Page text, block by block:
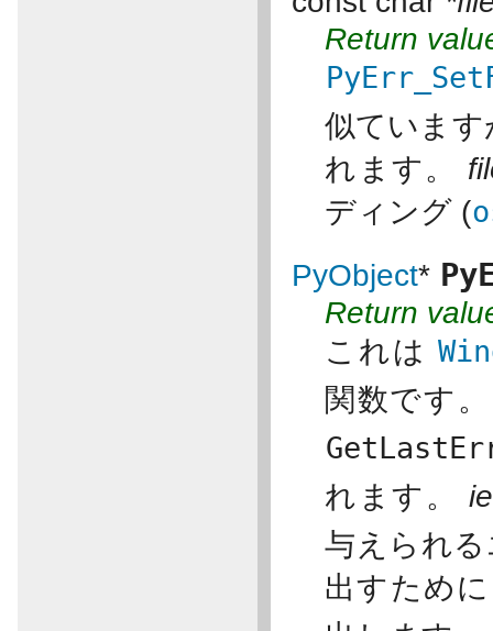
Return
似ています
れます。
ディング (
PyObject*
Return
これは
関数です
れます。
与えられ
出すため